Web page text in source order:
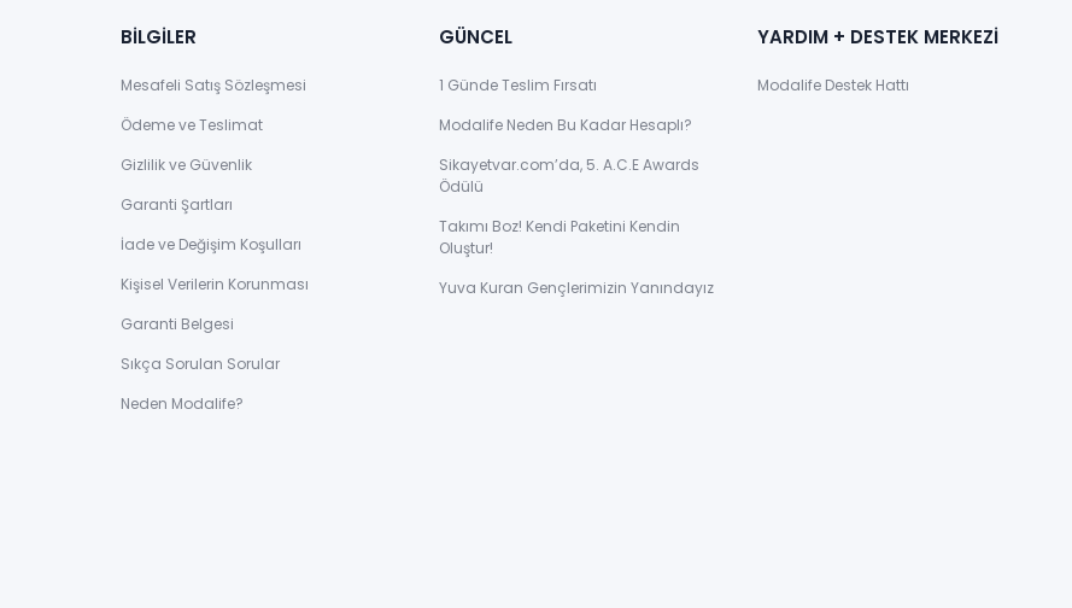
BİLGİLER
Mesafeli Satış Sözleşmesi
Ödeme ve Teslimat
Gizlilik ve Güvenlik
Garanti Şartları
İade ve Değişim Koşulları
Kişisel Verilerin Korunması
Garanti Belgesi
Sıkça Sorulan Sorular
Neden Modalife?
GÜNCEL
1 Günde Teslim Fırsatı
Modalife Neden Bu Kadar Hesaplı?
Sikayetvar.com’da, 5. A.C.E Awards
Ödülü
Takımı Boz! Kendi Paketini Kendin
Oluştur!
Yuva Kuran Gençlerimizin Yanındayız
YARDIM + DESTEK MERKEZİ
Modalife Destek Hattı